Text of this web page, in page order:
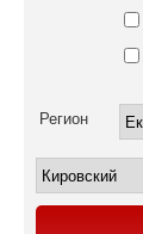
Регион